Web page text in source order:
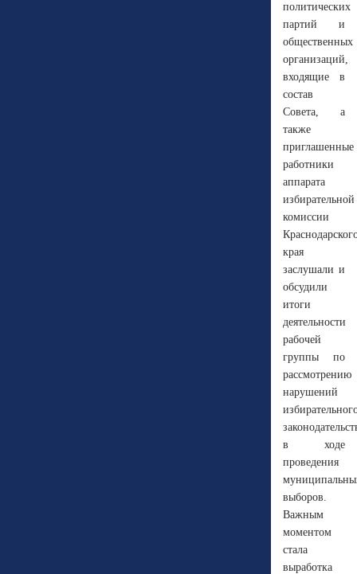
политических
партий и
общественных
организаций,
входящие в
состав
Совета, а
также
приглашенные
работники
аппарата
избирательной
комиссии
края
заслушали и
обсудили
итоги
деятельности
рабочей
группы по
рассмотрению
нарушений
в ходе
проведения
выборов.
Важным
моментом
стала
выработка